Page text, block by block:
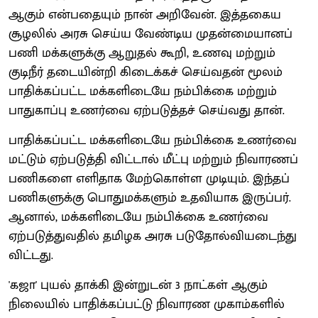
ஆகும் என்பதையும் நான் அறிவேன். இத்தகைய
சூழலில் அரசு செய்ய வேண்டிய முதன்மையானப்
பணி மக்களுக்கு ஆறுதல் கூறி, உணவு மற்றும்
குடிநீர் தடையின்றி கிடைக்கச் செய்வதன் மூலம்
பாதிக்கப்பட்ட மக்களிடையே நம்பிக்கை மற்றும்
பாதுகாப்பு உணர்வை ஏற்படுத்தச் செய்வது தான்.
பாதிக்கப்பட்ட மக்களிடையே நம்பிக்கை உணர்வை
மட்டும் ஏற்படுத்தி விட்டால் மீட்பு மற்றும் நிவாரணப்
பணிகளை எளிதாக மேற்கொள்ள முடியும். இந்தப்
பணிகளுக்கு பொதுமக்களும் உதவியாக இருப்பர்.
ஆனால், மக்களிடையே நம்பிக்கை உணர்வை
ஏற்படுத்துவதில் தமிழக அரசு படுதோல்வியடைந்து
விட்டது.
'கஜா' புயல் தாக்கி இன்றுடன் 3 நாட்கள் ஆகும்
நிலையில் பாதிக்கப்பட்டு நிவாரண முகாம்களில்